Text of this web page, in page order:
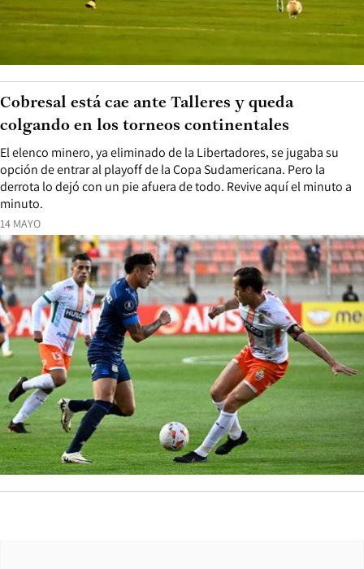
14 MAYO
El elenco minero, ya eliminado de la Libertadores, se jugaba su
opción de entrar al playoff de la Copa Sudamericana. Pero la
derrota lo dejó con un pie afuera de todo. Revive aquí el minuto a
minuto.
Cobresal está cae ante Talleres y queda
colgando en los torneos continentales